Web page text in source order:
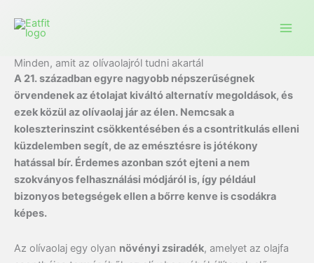
tartalomra
Minden, amit az olívaolajról tudni akartál
A 21. században egyre nagyobb népszerűségnek
örvendenek az étolajat kiváltó alternatív megoldások, és
ezek közül az olívaolaj jár az élen. Nemcsak a
koleszterinszint csökkentésében és a csontritkulás elleni
küzdelemben segít, de az emésztésre is jótékony
hatással bír. Érdemes azonban szót ejteni a nem
szokványos felhasználási módjáról is, így például
bizonyos betegségek ellen a bőrre kenve is csodákra
képes.
Az olívaolaj egy olyan növényi zsiradék, amelyet az olajfa